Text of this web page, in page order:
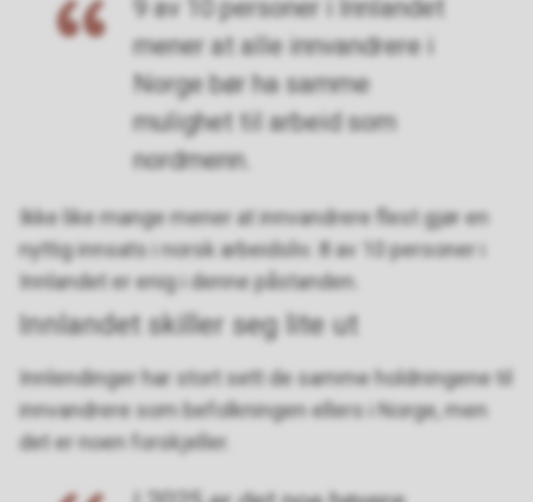
9 av 10 personer i Innlandet
mener at alle innvandrere i
Norge bør ha samme
mulighet til arbeid som
nordmenn.
Ikke like mange mener at innvandrere flest gjør en
nyttig innsats i norsk arbeidsliv. 8 av 10 personer i
Innlandet er enig i denne påstanden.
Innlandet skiller seg lite ut
Innlendinger har stort sett de samme holdningene til
innvandrere som befolkningen ellers i Norge, men
det er noen forskjeller.